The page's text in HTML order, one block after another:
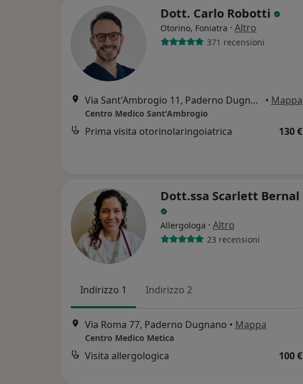
Dott. Carlo Robotti
Otorino, Foniatra · Altro
371 recensioni
Via Sant'Ambrogio 11, Paderno Dugnano • Mappa
Centro Medico Sant'Ambrogio
Prima visita otorinolaringoiatrica 130 €
Dott.ssa Scarlett Bernal
Allergologa · Altro
23 recensioni
Indirizzo 1 Indirizzo 2
Via Roma 77, Paderno Dugnano • Mappa
Centro Medico Metica
Visita allergologica 100 €